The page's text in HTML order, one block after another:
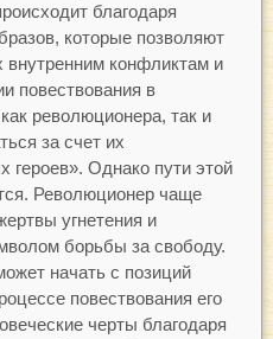
благодаря
которые позволяют
внутренним конфликтам и
повествования в
революционера, так и
за счет их
героев». Однако пути этой
Революционер чаще
угнетения и
борьбы за свободу.
начать с позиций
повествования его
черты благодаря